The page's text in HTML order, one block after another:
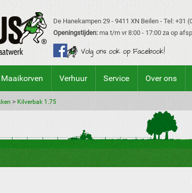
De Hanekampen 29 - 9411 XN Beilen - Tel: +31
Openingstijden: ma t/m vr 8:00 - 17:00 za op
Maaikorven Verhuur Service Over ons
> Kilverbak 1.75